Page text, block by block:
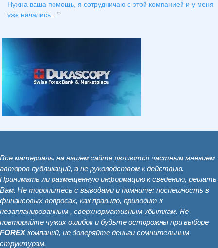
Нужна ваша помощь, я сотрудничаю с этой компанией и у меня
уже начались…”
Все материалы на нашем сайте являются частным мнением
авторов публикаций, а не руководством к действию.
Принимать ли размещенную информацию к сведению, решать
Вам. Не торопитесь с выводами и помните: поспешность в
финансовых вопросах, как правило, приводит к
незапланированным , сверхнормативным убыткам. Не
повторяйте чужих ошибок и будьте осторожны при выборе
FOREXкомпаний, не доверяйте деньги сомнительным
структурам.